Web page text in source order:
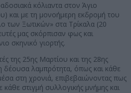
κόλιαντα στον Άγιο
και με τη μονοήμερη εκδρομή του
των Ξωτικών» στα Τρίκαλα (20
μας σκόρπισαν φως και
σκηνικό γιορτής.
της 25ης Μαρτίου και της 28ης
δέουσα λαμπρότητα, όπως και κάθε
στη χρονιά, επιβεβαιώνοντας πως
στιγμή συλλογικής μνήμης και